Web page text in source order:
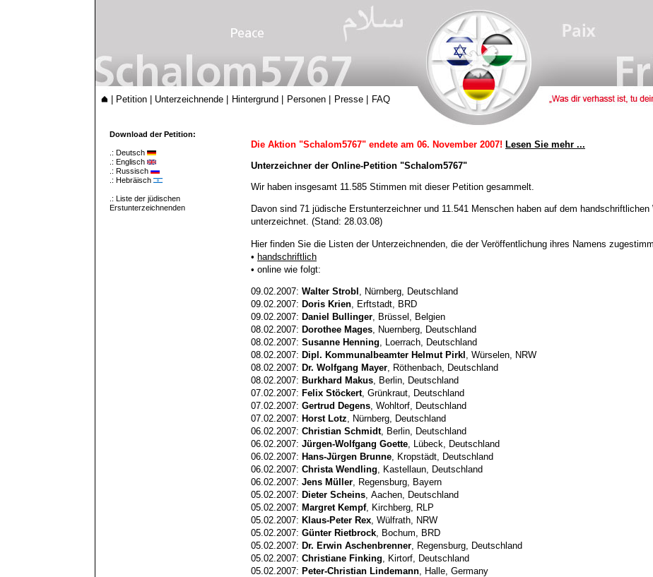
Petition Unterzeichnende Hintergrund Personen Presse FAQ
Download der Petition:
.: Deutsch
.: Englisch
.: Russisch
.: Hebräisch
.: Liste der jüdischen
Erstunterzeichnenden
Die Aktion "Schalom5767" endete am 06. November 2007! Lesen Sie mehr ...
Unterzeichner der Online-Petition "Schalom5767"
Wir haben insgesamt 11.585 Stimmen mit dieser Petition gesammelt.
Davon sind 71 jüdische Erstunterzeichner und 11.541 Menschen haben auf dem handschriftlichen
unterzeichnet. (Stand: 28.03.08)
Hier finden Sie die Listen der Unterzeichnenden, die der Veröffentlichung ihres Namens
• handschriftlich
• online wie folgt:
09.02.2007: Walter Strobl
, Nürnberg, Deutschland
09.02.2007: Doris Krien , Erftstadt, BRD
09.02.2007: Daniel Bullinger , Brüssel, Belgien
08.02.2007: Dorothee Mages , Nuernberg, Deutschland
08.02.2007: Susanne Henning , Loerrach, Deutschland
08.02.2007: Dipl. Kommunalbeamter Helmut Pirkl
, Würselen, NRW
08.02.2007: Dr. Wolfgang Mayer , Röthenbach, Deutschland
08.02.2007: Burkhard Makus , Berlin, Deutschland
07.02.2007: Felix Stöckert, Grünkraut, Deutschland
07.02.2007: Gertrud Degens , Wohltorf, Deutschland
07.02.2007: Horst Lotz , Nürnberg, Deutschland
06.02.2007: Christian Schmidt, Berlin, Deutschland
06.02.2007: Jürgen-Wolfgang Goette , Lübeck, Deutschland
06.02.2007: Hans-Jürgen Brunne , Kropstädt, Deutschland
06.02.2007: Christa Wendling , Kastellaun, Deutschland
06.02.2007: Jens Müller , Regensburg, Bayern
05.02.2007: Dieter Scheins , Aachen, Deutschland
05.02.2007: Margret Kempf, Kirchberg, RLP
05.02.2007: Klaus-Peter Rex , Wülfrath, NRW
05.02.2007: Günter Rietbrock , Bochum, BRD
05.02.2007: Dr. Erwin Aschenbrenner , Regensburg, Deutschland
05.02.2007: Christiane Finking , Kirtorf, Deutschland
05.02.2007: Peter-Christian Lindemann , Halle, Germany